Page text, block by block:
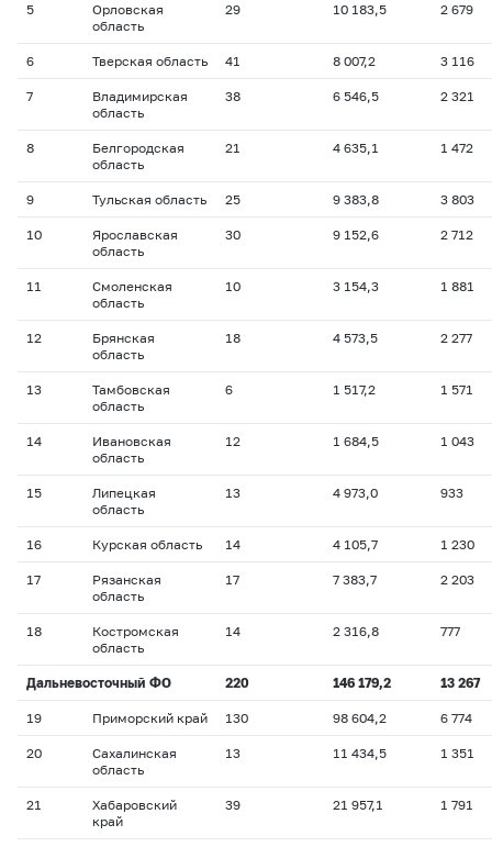
5
Орловская
область
29 10 183,5 2 679
6 Тверская область 41 8 007,2 3 116
7
Владимирская
область
38 6 546,5 2 321
8
Белгородская
область
21 4 635,1 1 472
9 Тульская область 25 9 383,8 3 803
10
Ярославская
область
30 9 152,6 2 712
11
Смоленская
область
10 3 154,3 1 881
12
Брянская
область
18 4 573,5 2 277
13
Тамбовская
область
6 1 517,2 1 571
14
Ивановская
область
12 1 684,5 1 043
15
Липецкая
область
13 4 973,0 933
16 Курская область 14 4 105,7 1 230
17
Рязанская
область
17 7 383,7 2 203
18
Костромская
область
14 2 316,8 777
Дальневосточный ФО 220 146 179,2 13 267
19 Приморский край 130 98 604,2 6 774
20
Сахалинская
область
13 11 434,5 1 351
21
Хабаровский
край
39 21 957,1 1 791